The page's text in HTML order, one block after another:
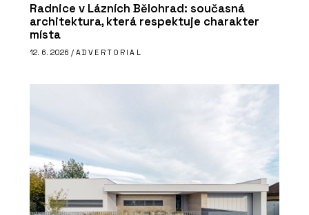
Radnice v Lázních Bělohrad: současná
architektura, která respektuje charakter
místa
12. 6. 2026 / ADVERTORIAL